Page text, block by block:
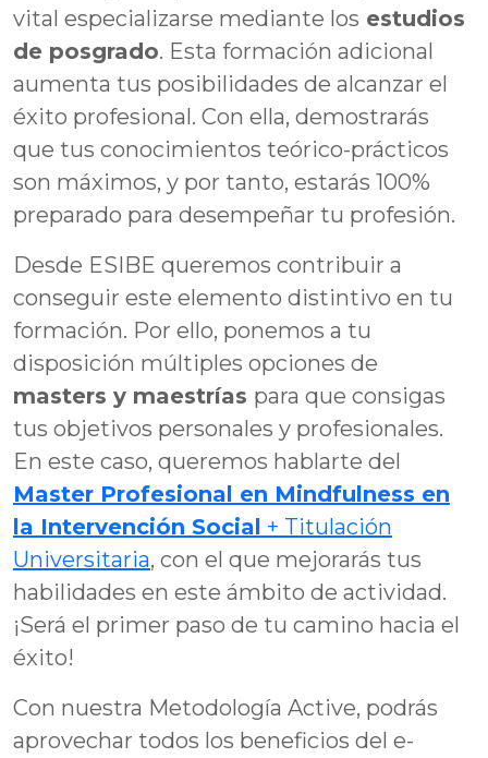
vital especializarse mediante los estudios
de posgrado. Esta formación adicional
aumenta tus posibilidades de alcanzar el
éxito profesional. Con ella, demostrarás
que tus conocimientos teórico-prácticos
son máximos, y por tanto, estarás 100%
preparado para desempeñar tu profesión.
Desde ESIBE queremos contribuir a
conseguir este elemento distintivo en tu
formación. Por ello, ponemos a tu
disposición múltiples opciones de
masters y maestrías para que consigas
tus objetivos personales y profesionales.
En este caso, queremos hablarte del
Master Profesional en Mindfulness en
la Intervención Social + Titulación
Universitaria, con el que mejorarás tus
habilidades en este ámbito de actividad.
¡Será el primer paso de tu camino hacia el
éxito!
Con nuestra Metodología Active, podrás
aprovechar todos los beneficios del e-